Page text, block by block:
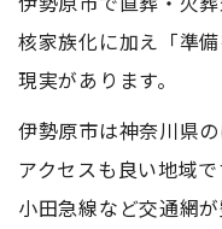
核家族化に加え「準
現実があります。
伊勢原市は神奈川県
アクセスも良い地域
小田急線など交通網